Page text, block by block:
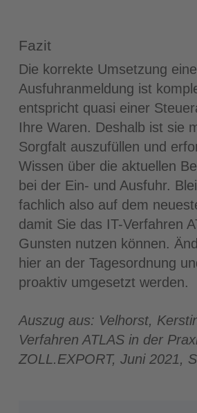
Fazit
Die korrekte Umsetzung
Ausfuhranmeldung ist
entspricht quasi einer
Ihre Waren. Deshalb ist sie
Sorgfalt auszufüllen und
Wissen über die aktuellen
bei der Ein- und Ausfuhr.
fachlich also auf dem
damit Sie das IT-Verfahren
Gunsten nutzen können.
hier an der Tagesordnung
proaktiv umgesetzt werden.
Auszug aus: Velhorst,
Verfahren ATLAS in der
ZOLL.EXPORT, Juni 2021,